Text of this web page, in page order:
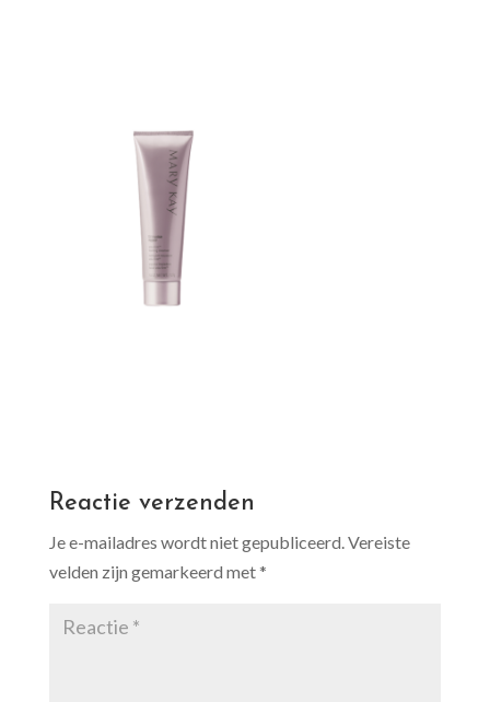
Reactie verzenden
Je e-mailadres wordt niet gepubliceerd. Vereiste
velden zijn gemarkeerd met*